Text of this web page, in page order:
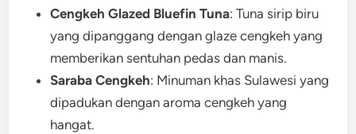
Cengkeh Glazed Bluefin Tuna: Tuna sirip biru
yang dipanggang dengan glaze cengkeh yang
memberikan sentuhan pedas dan manis.
Saraba Cengkeh: Minuman khas Sulawesi yang
dipadukan dengan aroma cengkeh yang
hangat.